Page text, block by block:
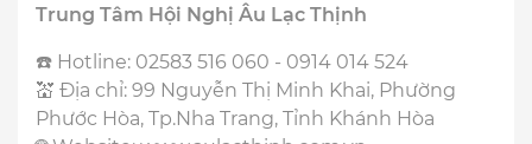
Trung Tâm Hội Nghị Âu Lạc Thịnh
☎️ Hotline: 02583 516 060 - 0914 014 524
💒 Địa chỉ: 99 Nguyễn Thị Minh Khai, Phường
Phước Hòa, Tp.Nha Trang, Tỉnh Khánh Hòa